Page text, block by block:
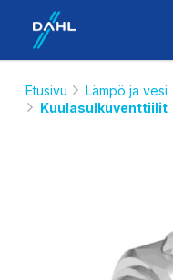
Etusivu Lämpö ja vesi
Kuulasulkuventtiilit